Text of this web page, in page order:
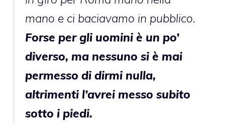
mano e ci baciavamo in pubblico.
Forse per gli uomini è un po’
diverso, ma nessuno si è mai
permesso di dirmi nulla,
altrimenti l’avrei messo subito
sotto i piedi.